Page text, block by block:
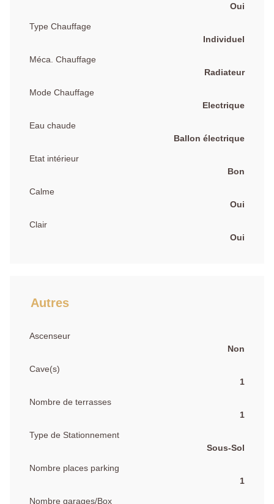
Oui
Type Chauffage
Individuel
Méca. Chauffage
Radiateur
Mode Chauffage
Electrique
Eau chaude
Ballon électrique
Etat intérieur
Bon
Calme
Oui
Clair
Oui
Autres
Ascenseur
Non
Cave(s)
1
Nombre de terrasses
1
Type de Stationnement
Sous-Sol
Nombre places parking
1
Nombre garages/Box